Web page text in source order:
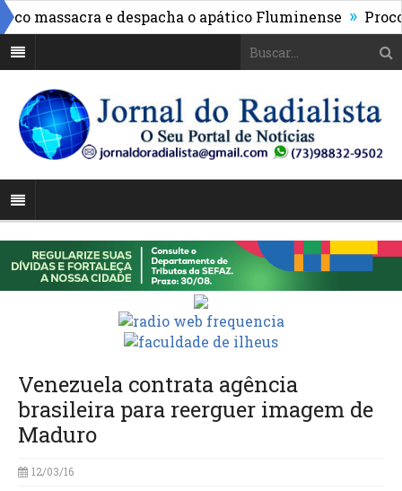
massacra e despacha o apático Fluminense »
Venezuela contrata agência
brasileira para reerguer imagem de
Maduro
12/03/16